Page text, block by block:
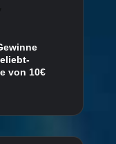
von 10€